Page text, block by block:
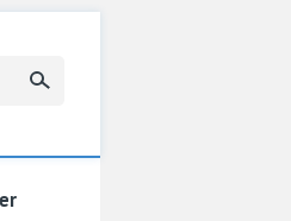
Suchbegriff eingeben